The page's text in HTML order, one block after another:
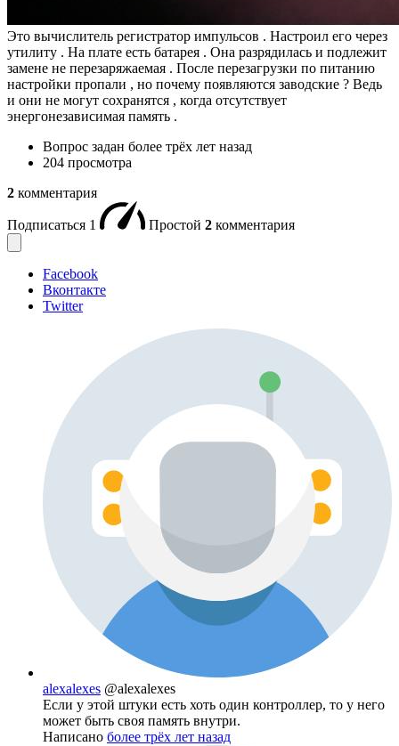
Это вычислитель регистратор импульсов . Настроил его через
утилиту . На плате есть батарея . Она разрядилась и подлежит
замене не перезаряжаемая . После перезагрузки по питанию
настройки пропали , но почему появляются заводские ? Ведь
и они не могут сохранятся , когда отсутствует
энергонезависимая память .
Вопрос задан более трёх лет назад
204 просмотра
2 комментария
Подписаться 1 Простой 2 комментария
Facebook
Вконтакте
Twitter
alexalexes @alexalexes
Если у этой штуки есть хоть один контроллер, то у него
может быть своя память внутри.
Написано более трёх лет назад